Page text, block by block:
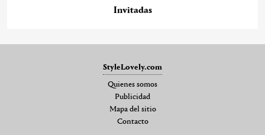
Invitadas
StyleLovely.com
Quienes somos
Publicidad
Mapa del sitio
Contacto